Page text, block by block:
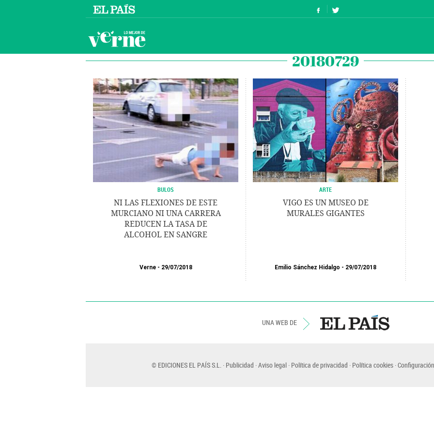
20180729
BULOS
NI LAS FLEXIONES DE ESTE
MURCIANO NI UNA CARRERA
REDUCEN LA TASA DE
ALCOHOL EN SANGRE
Verne 29/07/2018
ARTE
VIGO ES UN MUSEO DE
MURALES GIGANTES
Emilio Sánchez Hidalgo 29/07/2018
UNA WEB DE
© EDICIONES EL PAÍS S.L. Publicidad Aviso legal Política de privacidad Política cookies